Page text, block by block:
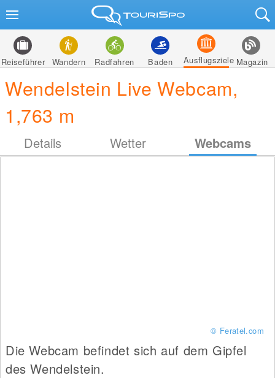
Reiseführer Wandern Radfahren Baden Ausflugsziele Magazin
Wendelstein Live Webcam,
1,763 m
Details Wetter Webcams
© Feratel.com
Die Webcam befindet sich auf dem Gipfel
des Wendelstein.